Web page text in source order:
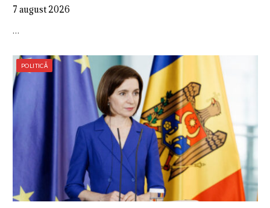
7 august 2026
…
POLITICĂ